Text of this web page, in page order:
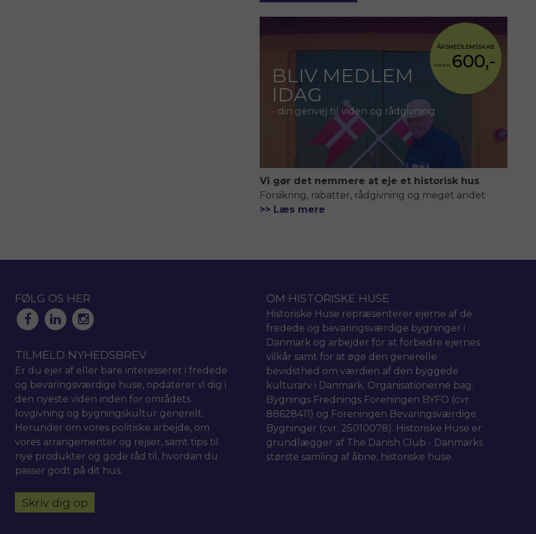
BLIV MEDLEM
IDAG
- din genvej til viden og rådgivning
ÅRSMEDLEMSSKAB
FRA KUN 600,-
Vi gør det nemmere at eje et historisk hus
Forsikring, rabatter, rådgivning og meget andet
>> Læs mere
FØLG OS HER
TILMELD NYHEDSBREV
Er du ejer af eller bare interesseret i fredede
og bevaringsværdige huse, opdaterer vi dig i
den nyeste viden inden for områdets
lovgivning og bygningskultur generelt.
Herunder om vores politiske arbejde, om
vores arrangementer og rejser, samt tips til
nye produkter og gode råd til, hvordan du
passer godt på dit hus.
Skriv dig op
OM HISTORISKE HUSE
Historiske Huse repræsenterer ejerne af de
fredede og bevaringsværdige bygninger i
Danmark og arbejder for at forbedre ejernes
vilkår samt for at øge den generelle
bevidsthed om værdien af den byggede
kulturarv i Danmark. Organisationerne bag:
Bygnings Frednings Foreningen BYFO (cvr.
88628411) og Foreningen Bevaringsværdige
Bygninger (cvr. 25010078). Historiske Huse er
grundlægger af The Danish Club - Danmarks
største samling af åbne, historiske huse.